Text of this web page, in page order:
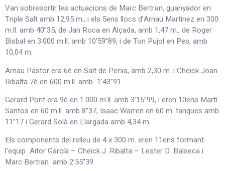
Van sobresortir les actuacions de Marc Bertran, guanyador en
Triple Salt amb 12,95 m., i els 5ens llocs d’Arnau Martinez en 300
m.ll. amb 40”35, de Jan Roca en Alçada, amb 1,47 m., de Roger
Bisbal en 3.000 m.ll. amb 10’59”89, i de Ton Pujol en Pes, amb
10,04 m.
Arnau Pastor era 6è en Salt de Perxa, amb 2,30 m. i Cheick Joan
Ribalta 7è en 600 m.ll. amb 1’43”91.
Gerard Pont era 9è en 1.000 m.ll. amb 3’15”99, i eren 10ens Martí
Santos en 60 m.ll. amb 8”37, Isaac Warren en 60 m. tanques amb
11”17 i Gerard Solà en Llargada amb 4,34 m.
Els components del relleu de 4 x 300 m. eren 11ens formant
l’equip Aitor García – Cheick J. Ribalta – Lester D. Balseca i
Marc Bertran amb 2’55”39.